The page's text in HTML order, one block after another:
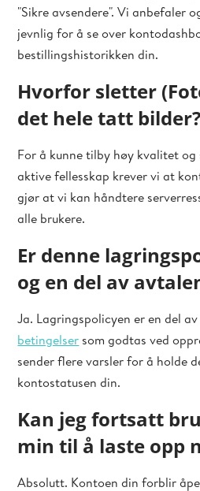
"Sikre avsendere". Vi anbefaler
jevnlig for å se over
bestillingshistorikken din.
Hvorfor sletter
det hele tatt bilder?
For å kunne tilby høy kvalitet
aktive fellesskap krever vi at
gjør at vi kan håndtere
alle brukere.
Er denne
og en del av
Ja. Lagringspolicyen er en del
betingelser som godtas ved
sender flere varsler for å holde
kontostatusen din.
Kan jeg fortsatt
min til å laste opp
Absolutt. Kontoen din forblir